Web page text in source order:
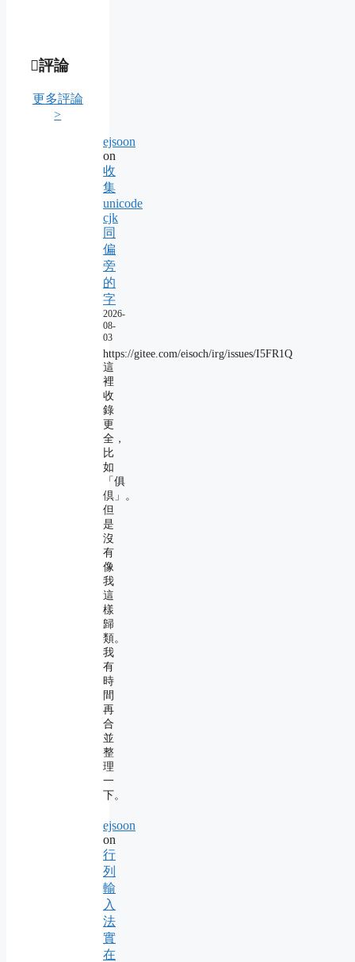
評論
更多評論
>
ejsoon
on
收
集
unicode
cjk
同
偏
旁
的
字
2026-
08-
03
https://gitee.com/eisoch/irg/issues/I5FR1Q
這
裡
收
錄
更
全，
比
如
「俱
倶」。
但
是
沒
有
像
我
這
樣
歸
類。
我
有
時
間
再
合
並
整
理
一
下。
ejsoon
on
行
列
輸
入
法
實
在